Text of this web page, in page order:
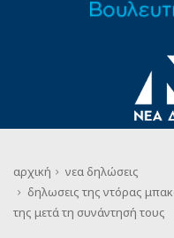
αρχική νεα δηλώσεις
δηλωσεις της ντόρας
της μετά τη συνάντησή τους